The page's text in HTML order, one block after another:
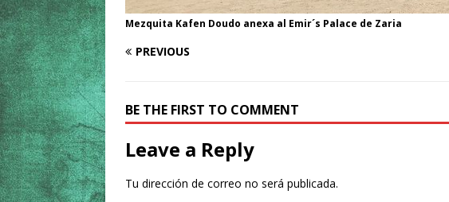
Mezquita Kafen Doudo anexa al Emir´s Palace de Zaria
PREVIOUS
BE THE FIRST TO COMMENT
Leave a Reply
Tu dirección de correo no será publicada.